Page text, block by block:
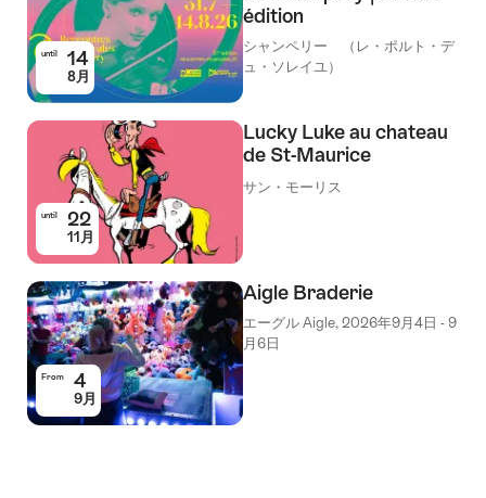
until 14
8月
édition
シャンペリー （レ・ポルト・デ
ュ・ソレイユ）
until 22
11月
Lucky Luke au chateau
de St-Maurice
サン・モーリス
From 4
9月
Aigle Braderie
エーグル Aigle, 2026年9月4日 - 9
月6日